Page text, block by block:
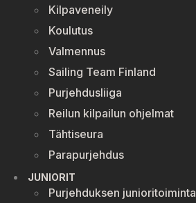
Kilpaveneily
Koulutus
Valmennus
Sailing Team Finland
Purjehdusliiga
Reilun kilpailun ohjelmat
Tähtiseura
Parapurjehdus
JUNIORIT
Purjehduksen junioritoiminta